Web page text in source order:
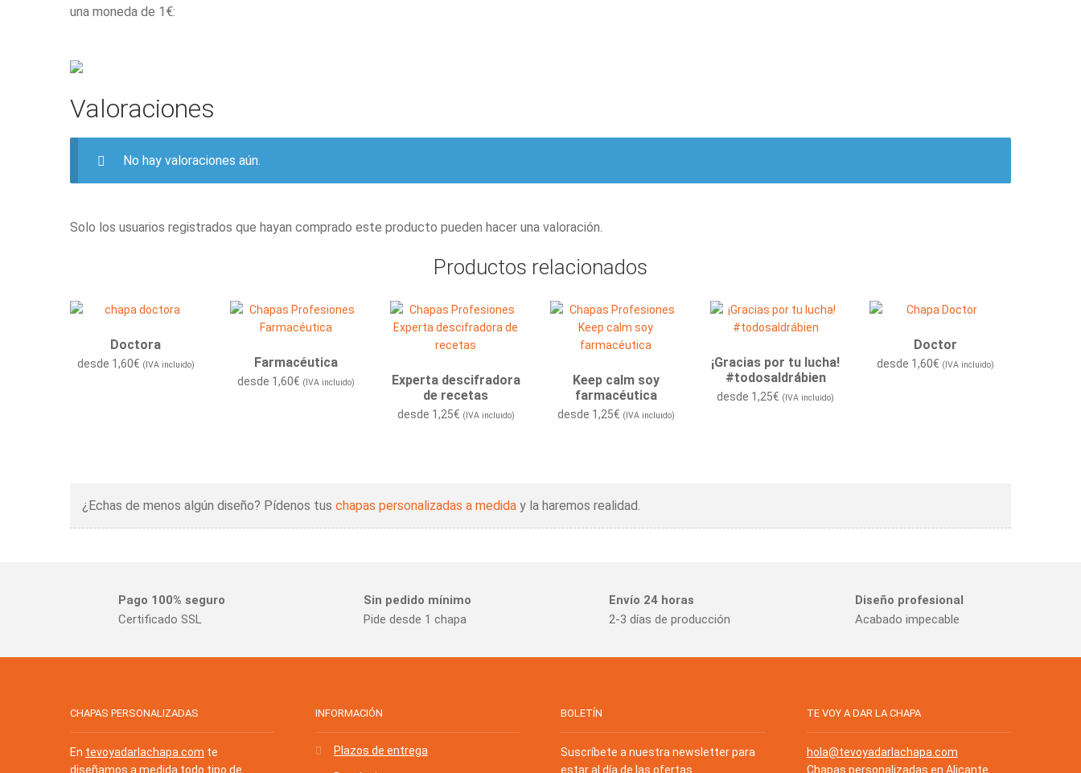
una moneda de 1€:
Valoraciones
No hay valoraciones aún.
Solo los usuarios registrados que hayan comprado este producto pueden hacer una valoración.
Productos relacionados
Doctora
desde 1,60€ (IVA incluido) Farmacéutica
desde 1,60€ (IVA incluido)
Experta descifradora
de recetas
desde 1,25€ (IVA incluido)
Keep calm soy
farmacéutica
desde 1,25€ (IVA incluido)
¡Gracias por tu lucha!
#todosaldrábien
desde 1,25€ (IVA incluido)
Doctor
desde 1,60€ (IVA incluido)
¿Echas de menos algún diseño? Pídenos tus chapas personalizadas a medida y la haremos realidad.
Pago 100% seguro
Certificado SSL
Sin pedido mínimo
Pide desde 1 chapa
Envío 24 horas
2-3 días de producción
Diseño profesional
Acabado impecable
CHAPAS PERSONALIZADAS
En tevoyadarlachapa.com te
diseñamos a medida todo tipo de
INFORMACIÓN
Plazos de entrega
BOLETÍN
Suscríbete a nuestra newsletter para
estar al día de las ofertas
TE VOY A DAR LA CHAPA
hola@tevoyadarlachapa.com
Chapas personalizadas en Alicante